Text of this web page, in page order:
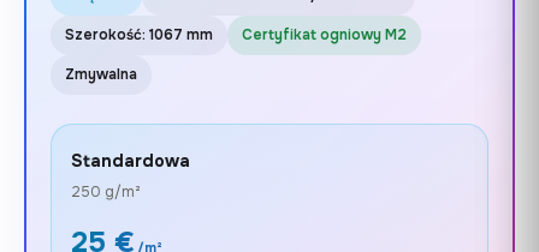
Szerokość: 1067 mm Certyfikat ogniowy M2
Zmywalna
Standardowa
250 g/m²
25 € /m²